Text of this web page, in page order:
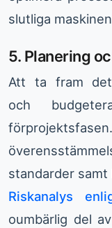
slutliga
5. Planering
Att ta fram
och
standarder samt
Riskanalys
oumbärlig del